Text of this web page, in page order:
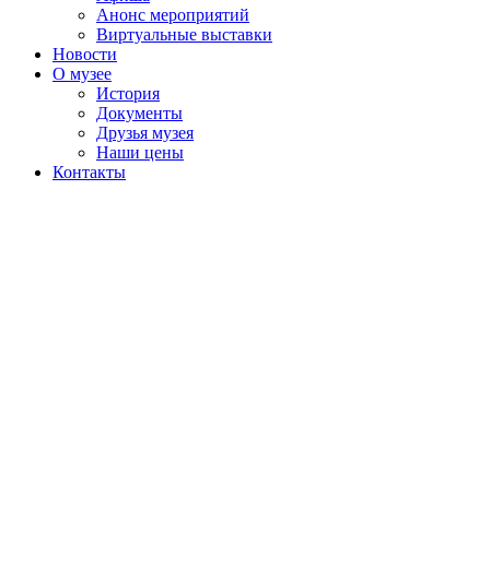
Анонс мероприятий
Виртуальные выставки
Новости
О музее
История
Документы
Друзья музея
Наши цены
Контакты